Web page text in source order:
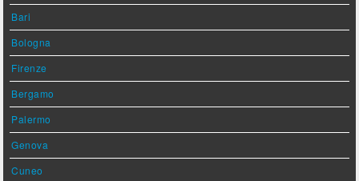
Bari
Bologna
Firenze
Bergamo
Palermo
Genova
Cuneo